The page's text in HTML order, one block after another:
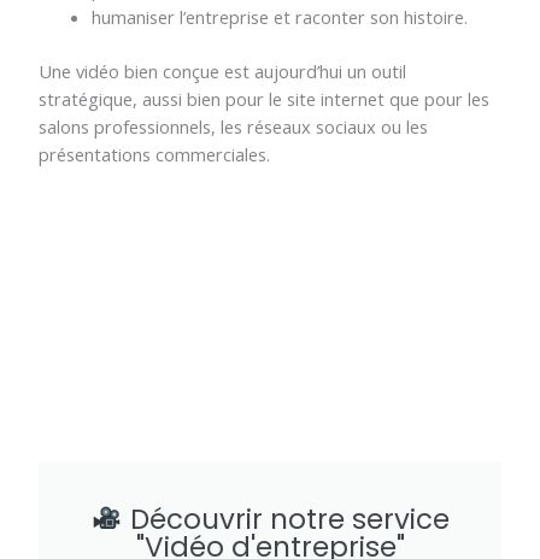
humaniser l’entreprise et raconter son histoire.
Une vidéo bien conçue est aujourd’hui un outil
stratégique, aussi bien pour le site internet que pour les
salons professionnels, les réseaux sociaux ou les
présentations commerciales.
Découvrir notre service
"Vidéo d'entreprise"